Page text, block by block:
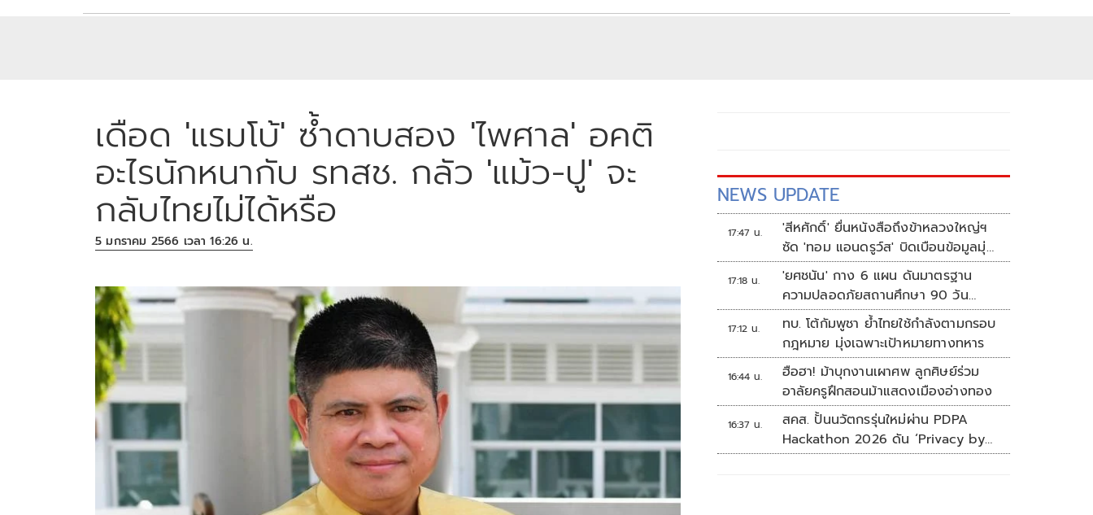
เดือด 'แรมโบ้' ซ้ำดาบสอง 'ไพศาล' อคติ
อะไรนักหนากับ รทสช. กลัว 'แม้ว-ปู' จะ
กลับไทยไม่ได้หรือ
5 มกราคม 2566 เวลา 16:26 น.
NEWS UPDATE
17:47 น.
'สีหศักดิ์' ยื่นหนังสือถึงข้าหลวงใหญ่ฯ
ซัด 'ทอม แอนดรูว์ส' บิดเบือนข้อมูลมุ่ง
แสวงหาผลประโยชน์ทางการเมือง
17:18 น.
'ยศชนัน' กาง 6 แผน ดันมาตรฐาน
ความปลอดภัยสถานศึกษา 90 วัน
ป้องกันก่อเหตุรุนแรง
17:12 น.
ทบ. โต้กัมพูชา ย้ำไทยใช้กำลังตามกรอบ
กฎหมาย มุ่งเฉพาะเป้าหมายทางทหาร
16:44 น.
ฮือฮา! ม้าบุกงานเผาศพ ลูกศิษย์ร่วม
อาลัยครูฝึกสอนม้าแสดงเมืองอ่างทอง
16:37 น.
สคส. ปั้นนวัตกรรุ่นใหม่ผ่าน PDPA
Hackathon 2026 ดัน ‘Privacy by
Design for all’ สู่โซลูชันคุ้มครอง